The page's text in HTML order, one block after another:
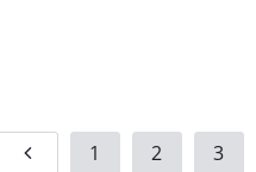
1 2 3